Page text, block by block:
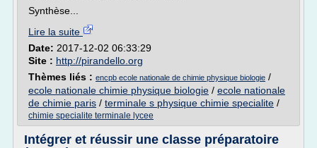
Synthèse...
Lire la suite
Date: 2017-12-02 06:33:29
Site : http://pirandello.org
Thèmes liés : encpb ecole nationale de chimie physique biologie /
ecole nationale chimie physique biologie / ecole nationale
de chimie paris / terminale s physique chimie specialite /
chimie specialite terminale lycee
Intégrer et réussir une classe préparatoire